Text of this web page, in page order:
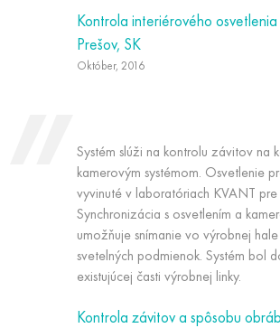
Kontrola interiérového
Prešov, SK
Október, 2016
Systém slúži na kontrolu závitov na
kamerovým systémom. Osvetlenie
vyvinuté v laboratóriach KVANT pre
Synchronizácia s osvetlením a
umožňuje snímanie vo výrobnej
svetelných podmienok. Systém bol
existujúcej časti výrobnej linky.
Kontrola závitov a spôsobu